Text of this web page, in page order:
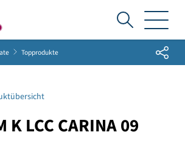
Ich
suche...
Topprodukte Share
K LCC CARINA 09